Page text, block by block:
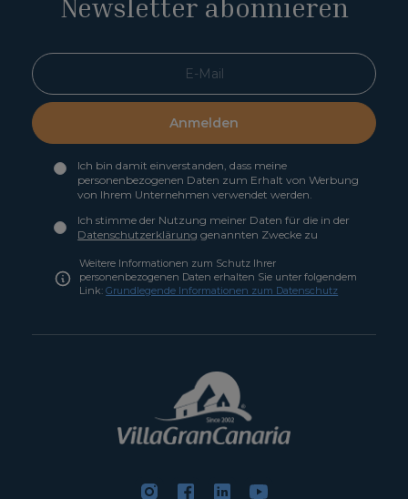
Newsletter abonnieren
Anmelden
Ich bin damit einverstanden, dass meine
personenbezogenen Daten zum Erhalt von Werbung
von Ihrem Unternehmen verwendet werden.
Ich stimme der Nutzung meiner Daten für die in der
Datenschutzerklärung genannten Zwecke zu
Weitere Informationen zum Schutz Ihrer
personenbezogenen Daten erhalten Sie unter folgendem
Link:Grundlegende Informationen zum Datenschutz